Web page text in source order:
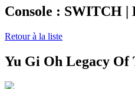
Console : SWITCH |
Retour à la liste
Yu Gi Oh Legacy